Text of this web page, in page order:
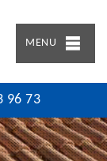
MENU
96 73